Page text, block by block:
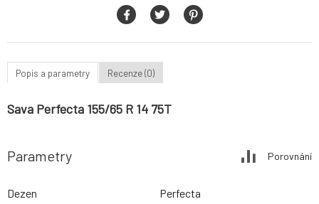
Popis a parametry Recenze (0)
Sava Perfecta 155/65 R 14 75T
Parametry Porovnání
Dezen
Perfecta